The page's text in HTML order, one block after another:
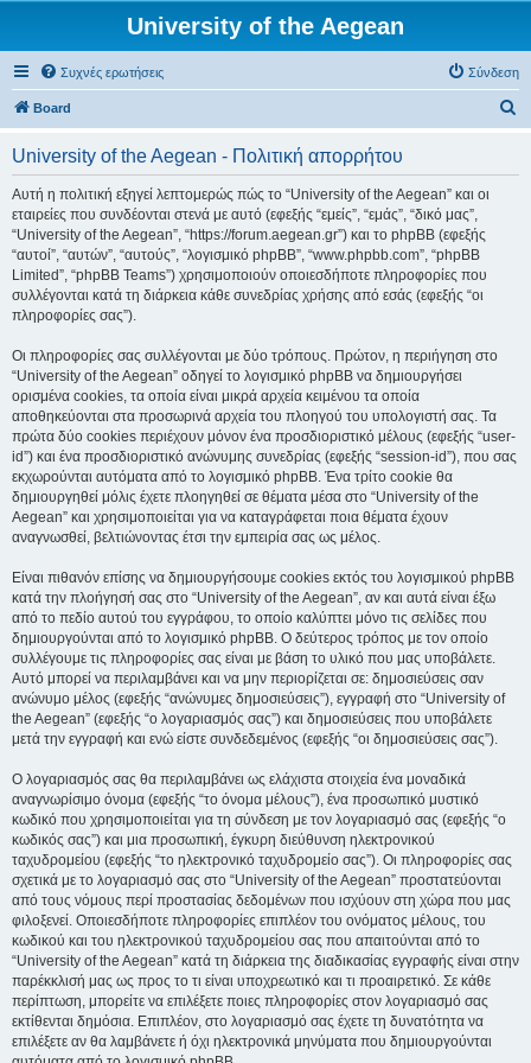
University of the Aegean
Συχνές ερωτήσεις Σύνδεση
Board
University of the Aegean - Πολιτική απορρήτου
Αυτή η πολιτική εξηγεί λεπτομερώς πώς το “University of the Aegean” και οι
εταιρείες που συνδέονται στενά με αυτό (εφεξής “εμείς”, “εμάς”, “δικό μας”,
“University of the Aegean”, “https://forum.aegean.gr”) και το phpBB (εφεξής
“αυτοί”, “αυτών”, “αυτούς”, “λογισμικό phpBB”, “www.phpbb.com”, “phpBB
Limited”, “phpBB Teams”) χρησιμοποιούν οποιεσδήποτε πληροφορίες που
συλλέγονται κατά τη διάρκεια κάθε συνεδρίας χρήσης από εσάς (εφεξής “οι
πληροφορίες σας”).
Οι πληροφορίες σας συλλέγονται με δύο τρόπους. Πρώτον, η περιήγηση στο
“University of the Aegean” οδηγεί το λογισμικό phpBB να δημιουργήσει
ορισμένα cookies, τα οποία είναι μικρά αρχεία κειμένου τα οποία
αποθηκεύονται στα προσωρινά αρχεία του πλοηγού του υπολογιστή σας. Τα
πρώτα δύο cookies περιέχουν μόνον ένα προσδιοριστικό μέλους (εφεξής “user-
id”) και ένα προσδιοριστικό ανώνυμης συνεδρίας (εφεξής “session-id”), που σας
εκχωρούνται αυτόματα από το λογισμικό phpBB. Ένα τρίτο cookie θα
δημιουργηθεί μόλις έχετε πλοηγηθεί σε θέματα μέσα στο “University of the
Aegean” και χρησιμοποιείται για να καταγράφεται ποια θέματα έχουν
αναγνωσθεί, βελτιώνοντας έτσι την εμπειρία σας ως μέλος.
Είναι πιθανόν επίσης να δημιουργήσουμε cookies εκτός του λογισμικού phpBB
κατά την πλοήγησή σας στο “University of the Aegean”, αν και αυτά είναι έξω
από το πεδίο αυτού του εγγράφου, το οποίο καλύπτει μόνο τις σελίδες που
δημιουργούνται από το λογισμικό phpBB. Ο δεύτερος τρόπος με τον οποίο
συλλέγουμε τις πληροφορίες σας είναι με βάση το υλικό που μας υποβάλετε.
Αυτό μπορεί να περιλαμβάνει και να μην περιορίζεται σε: δημοσιεύσεις σαν
ανώνυμο μέλος (εφεξής “ανώνυμες δημοσιεύσεις”), εγγραφή στο “University of
the Aegean” (εφεξής “ο λογαριασμός σας”) και δημοσιεύσεις που υποβάλετε
μετά την εγγραφή και ενώ είστε συνδεδεμένος (εφεξής “οι δημοσιεύσεις σας”).
Ο λογαριασμός σας θα περιλαμβάνει ως ελάχιστα στοιχεία ένα μοναδικά
αναγνωρίσιμο όνομα (εφεξής “το όνομα μέλους”), ένα προσωπικό μυστικό
κωδικό που χρησιμοποιείται για τη σύνδεση με τον λογαριασμό σας (εφεξής “ο
κωδικός σας”) και μια προσωπική, έγκυρη διεύθυνση ηλεκτρονικού
ταχυδρομείου (εφεξής “το ηλεκτρονικό ταχυδρομείο σας”). Οι πληροφορίες σας
σχετικά με το λογαριασμό σας στο “University of the Aegean” προστατεύονται
από τους νόμους περί προστασίας δεδομένων που ισχύουν στη χώρα που μας
φιλοξενεί. Οποιεσδήποτε πληροφορίες επιπλέον του ονόματος μέλους, του
κωδικού και του ηλεκτρονικού ταχυδρομείου σας που απαιτούνται από το
“University of the Aegean” κατά τη διάρκεια της διαδικασίας εγγραφής είναι στην
παρέκκλισή μας ως προς το τι είναι υποχρεωτικό και τι προαιρετικό. Σε κάθε
περίπτωση, μπορείτε να επιλέξετε ποιες πληροφορίες στον λογαριασμό σας
εκτίθενται δημόσια. Επιπλέον, στο λογαριασμό σας έχετε τη δυνατότητα να
επιλέξετε αν θα λαμβάνετε ή όχι ηλεκτρονικά μηνύματα που δημιουργούνται